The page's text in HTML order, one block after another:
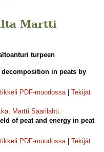
Martti
turpeen
decomposition in peats by
PDF-muodossa| Tekijät
, Martti Saarilahti.
of peat and energy in peat
PDF-muodossa| Tekijät